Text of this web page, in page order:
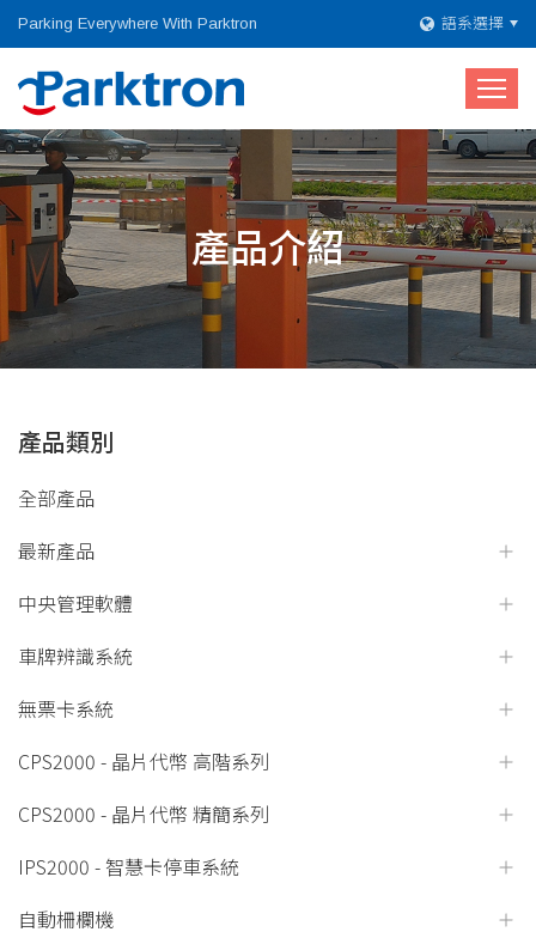
Parking Everywhere With Parktron 語系選擇
產品介紹
產品類別
全部產品
最新產品
中央管理軟體
車牌辨識系統
無票卡系統
CPS2000 - 晶片代幣 高階系列
CPS2000 - 晶片代幣 精簡系列
IPS2000 - 智慧卡停車系統
自動柵欄機